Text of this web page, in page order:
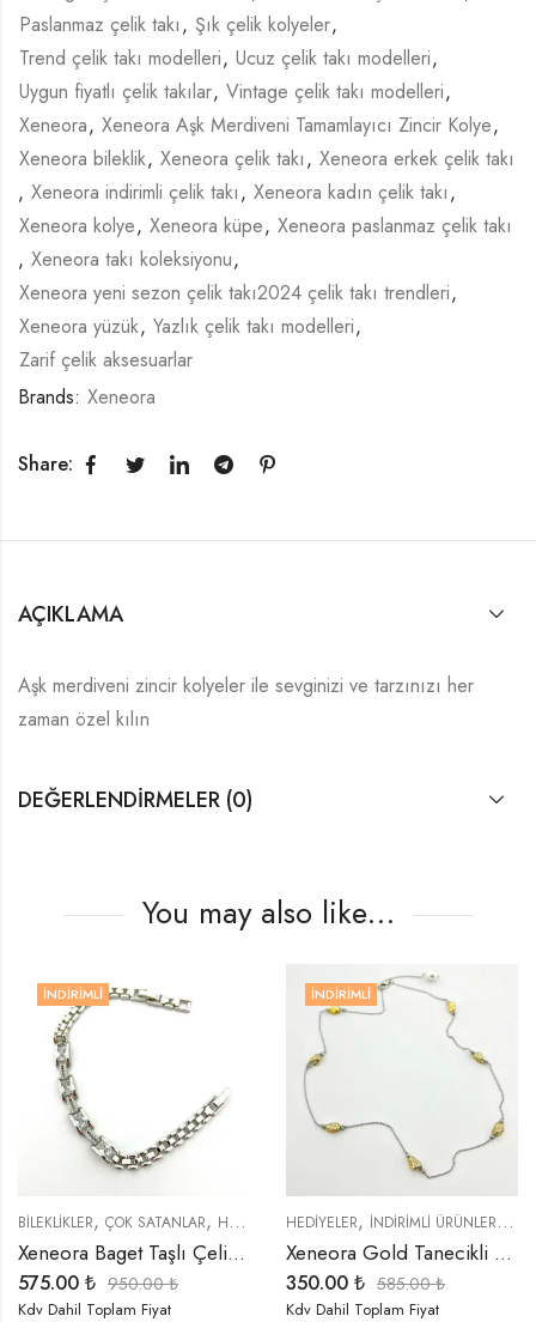
Paslanmaz çelik takı, Şık çelik kolyeler,
Trend çelik takı modelleri, Ucuz çelik takı modelleri,
Uygun fiyatlı çelik takılar, Vintage çelik takı modelleri,
Xeneora, Xeneora Aşk Merdiveni Tamamlayıcı Zincir Kolye,
Xeneora bileklik, Xeneora çelik takı, Xeneora erkek çelik takı
, Xeneora indirimli çelik takı, Xeneora kadın çelik takı,
Xeneora kolye, Xeneora küpe, Xeneora paslanmaz çelik takı
, Xeneora takı koleksiyonu,
Xeneora yeni sezon çelik takı2024 çelik takı trendleri,
Xeneora yüzük, Yazlık çelik takı modelleri,
Zarif çelik aksesuarlar
Brands: Xeneora
Share:
AÇIKLAMA
Aşk merdiveni zincir kolyeler ile sevginizi ve tarzınızı her
zaman özel kılın
DEĞERLENDIRMELER (0)
You may also like…
,İNDIRIMLI ÜRÜNLER,TREND ÜRÜNLER
İNDIRIMLI
BİLEKLİKLER ,ÇOK SATANLAR ,HEDIYELER ,İNDIRIMLI ÜRÜNLER,ÖZEL
Xeneora Baget Taşlı Çelik Bileklik
575.00₺ 950.00
Kdv Dahil Toplam Fiyat
İNDIRIMLI
HEDIYELER ,İNDIRIMLI ÜRÜNLER ,
Xeneora Gold Tanecikli Çelik Kolye
350.00₺ 585.00
Kdv Dahil Toplam Fiyat